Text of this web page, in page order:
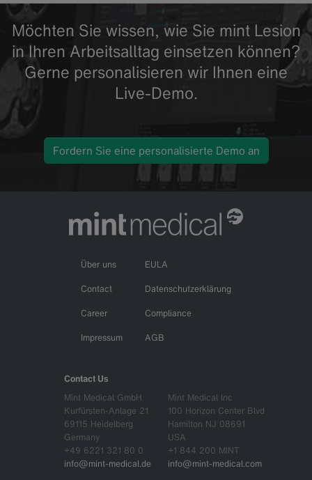
Möchten Sie wissen, wie Sie mint Lesion
in Ihren Arbeitsalltag einsetzen können?
Gerne personalisieren wir Ihnen eine
Live-Demo.
Fordern Sie eine personalisierte Demo an
Über uns
Contact
Career
Impressum
EULA
Datenschutzerklärung
Compliance
AGB
Contact Us
Mint Medical GmbH
Kurfürsten-Anlage 21
69115 Heidelberg
Germany
+49 6221 321 80 0
info@mint-medical.de
Mint Medical Inc
100 Horizon Center Blvd
Hamilton NJ 08691
USA
+1 844 200 MINT
info@mint-medical.com